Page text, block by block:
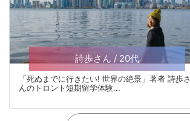
詩歩さん / 20代
「死ぬまでに行きたい! 世界の絶景」著者 詩歩さ
んのトロント短期留学体験...